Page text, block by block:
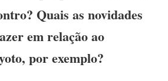
Quais as novidades
em relação ao
por exemplo?